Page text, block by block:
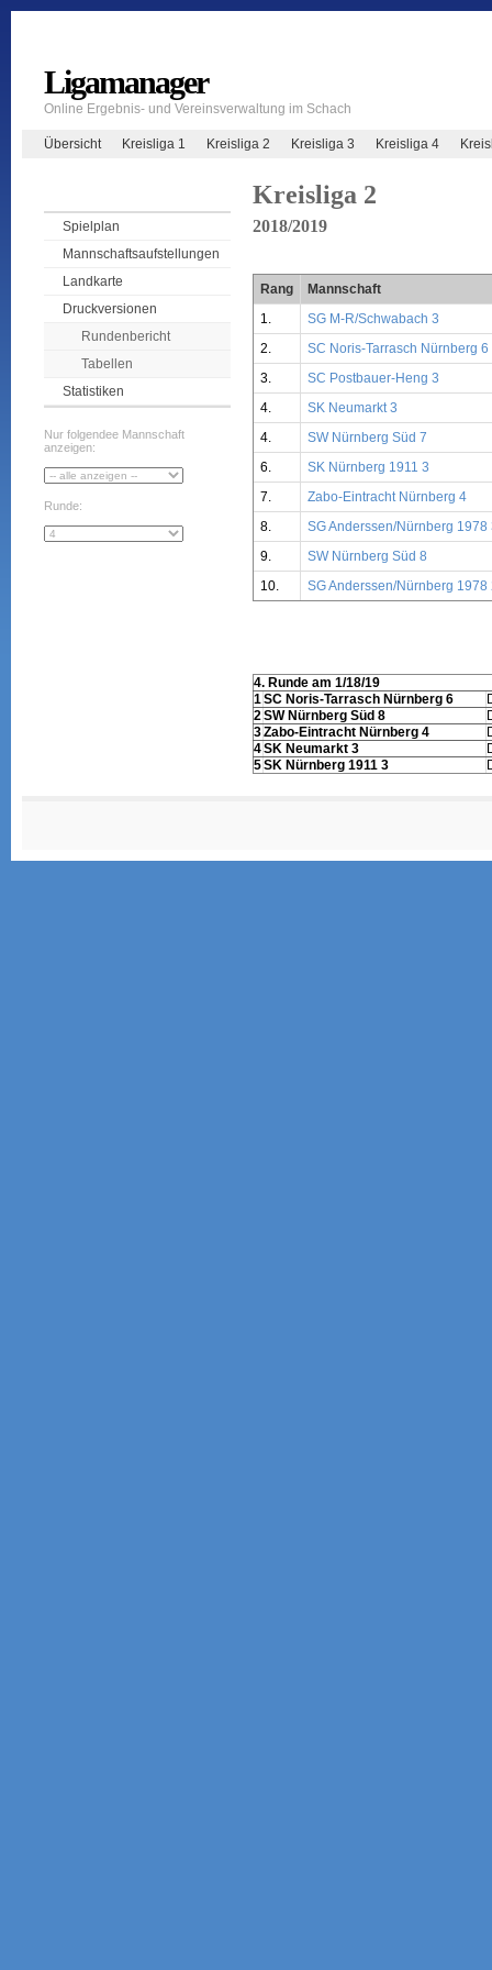
Ligamanager
Online Ergebnis- und Vereinsverwaltung im Schach
Übersicht Kreisliga 1 Kreisliga 2 Kreisliga 3 Kreisliga 4
Spielplan
Mannschaftsaufstellungen
Landkarte
Druckversionen
Rundenbericht
Tabellen
Statistiken
Nur folgendee Mannschaft
anzeigen:
Runde:
Kreisliga 2
2018/2019
Rang
Mannschaft
1.
SG M-R/Schwabach 3
2.
SC Noris-Tarrasch Nürnberg 6
3.
SC Postbauer-Heng 3
4.
SK Neumarkt 3
4.
SW Nürnberg Süd 7
6.
SK Nürnberg 1911 3
7.
Zabo-Eintracht Nürnberg 4
8.
SG Anderssen/Nürnberg 1978
9.
SW Nürnberg Süd 8
10.
SG Anderssen/Nürnberg 1978
4. Runde am 1/18/19
1 SC Noris-Tarrasch Nürnberg 6
2 SW Nürnberg Süd 8
3Zabo-Eintracht Nürnberg 4
4SK Neumarkt 3
5SK Nürnberg 1911 3